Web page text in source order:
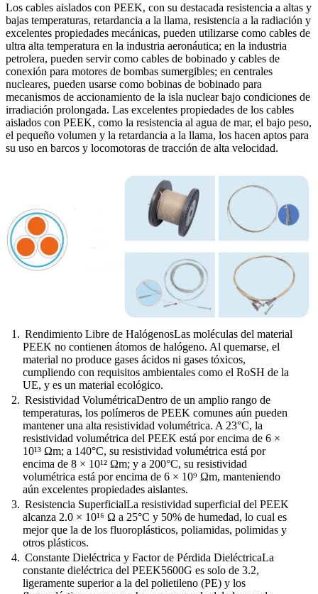
Los cables aislados con PEEK, con su destacada resistencia a altas y
bajas temperaturas, retardancia a la llama, resistencia a la radiación y
excelentes propiedades mecánicas, pueden utilizarse como cables de
ultra alta temperatura en la industria aeronáutica; en la industria
petrolera, pueden servir como cables de bobinado y cables de
conexión para motores de bombas sumergibles; en centrales
nucleares, pueden usarse como bobinas de bobinado para
mecanismos de accionamiento de la isla nuclear bajo condiciones de
irradiación prolongada. Las excelentes propiedades de los cables
aislados con PEEK, como la resistencia al agua de mar, el bajo peso,
el pequeño volumen y la retardancia a la llama, los hacen aptos para
su uso en barcos y locomotoras de tracción de alta velocidad.
Rendimiento Libre de HalógenosLas moléculas del material
PEEK no contienen átomos de halógeno. Al quemarse, el
material no produce gases ácidos ni gases tóxicos,
cumpliendo con requisitos ambientales como el RoSH de la
UE, y es un material ecológico.
Resistividad VolumétricaDentro de un amplio rango de
temperaturas, los polímeros de PEEK comunes aún pueden
mantener una alta resistividad volumétrica. A 23°C, la
resistividad volumétrica del PEEK está por encima de 6 ×
10¹³ Ωm; a 140°C, su resistividad volumétrica está por
encima de 8 × 10¹² Ωm; y a 200°C, su resistividad
volumétrica está por encima de 6 × 10⁹ Ωm, manteniendo
aún excelentes propiedades aislantes.
Resistencia SuperficialLa resistividad superficial del PEEK
alcanza 2.0 × 10¹⁶ Ω a 25°C y 50% de humedad, lo cual es
mejor que la de los fluoroplásticos, poliamidas, polimidas y
otros plásticos.
Constante Dieléctrica y Factor de Pérdida DieléctricaLa
constante dieléctrica del PEEK5600G es solo de 3.2,
ligeramente superior a la del polietileno (PE) y los